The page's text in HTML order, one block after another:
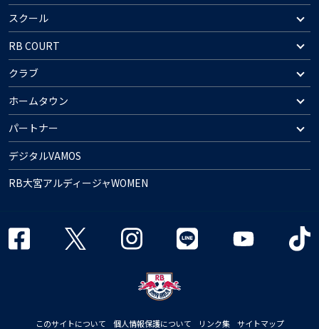
スクール
RB COURT
クラブ
ホームタウン
パートナー
デジタルVAMOS
RB大宮アルディージャWOMEN
このサイトについて 個人情報保護について リンク集 サイトマップ